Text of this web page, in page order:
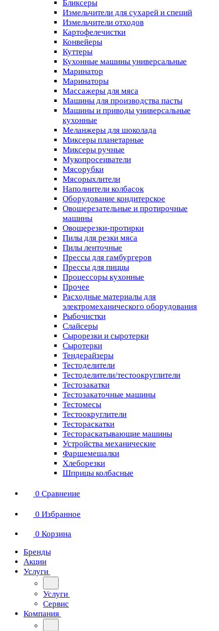
Бликсеры
Измельчители для сухарей и специй
Измельчители отходов
Картофелечистки
Конвейеры
Куттеры
Кухонные машины универсальные
Маринатор
Маринаторы
Массажеры для мяса
Машины для производства пасты
Машины и приводы универсальные
кухонные
Меланжеры для шоколада
Миксеры планетарные
Миксеры ручные
Мукопросеиватели
Мясорубки
Мясорыхлители
Наполнители колбасок
Оборудование кондитерское
Овощерезательные и протирочные
машины
Овощерезки-протирки
Пилы для резки мяса
Пилы ленточные
Прессы для гамбургеров
Прессы для пиццы
Процессоры кухонные
Прочее
Расходные материалы для
электромеханического оборудования
Рыбочистки
Слайсеры
Сырорезки и сыротерки
Сыротерки
Тендерайзеры
Тестоделители
Тестоделители/тестоокруглители
Тестозакатки
Тестозакаточные машины
Тестомесы
Тестоокруглители
Тестораскатки
Тестораскатывающие машины
Устройства механические
Фаршемешалки
Хлеборезки
Шприцы колбасные
0 Сравнение
0 Избранное
0 Корзина
Бренды
Акции
Услуги
Услуги
Сервис
Компания